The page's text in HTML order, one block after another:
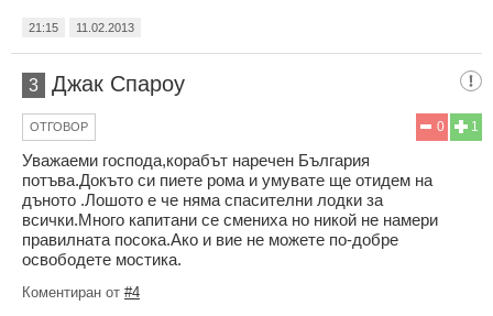
21:15 11.02.2013
3 Джак Спароу
1
0
ОТГОВОР
Уважаеми господа,корабът наречен България
потъва.Докъто си пиете рома и умувате ще отидем на
дъното .Лошото е че няма спасителни лодки за
всички.Много капитани се смениха но никой не намери
правилната посока.Ако и вие не можете по-добре
освободете мостика.
Коментиран от #4